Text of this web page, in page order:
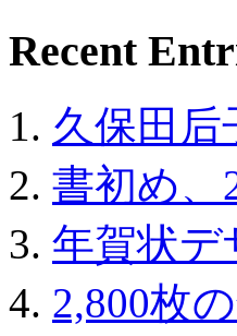
Recent
久保田
書初め、
年賀状デ
2,800枚